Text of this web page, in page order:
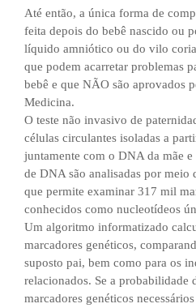
Até então, a única forma de
feita depois do bebê nascido ou
líquido amniótico ou do vilo
que podem acarretar problemas
bebê e que NÃO são aprovados
Medicina.
O teste não invasivo de
células circulantes isoladas a
juntamente com o DNA da mãe
de DNA são analisadas por
que permite examinar 317 mil
conhecidos como nucleotídeos
Um algoritmo informatizado
marcadores genéticos,
suposto pai, bem como para os
relacionados. Se a probabilidade
marcadores genéticos